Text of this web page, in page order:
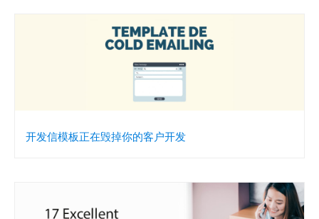
开发信模板正在毁掉你的客户开发